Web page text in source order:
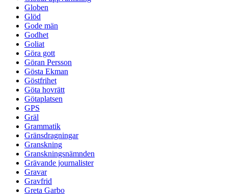
Globen
Glöd
Gode män
Godhet
Goliat
Göra gott
Göran Persson
Gösta Ekman
Göstfrihet
Göta hovrätt
Götaplatsen
GPS
Gräl
Grammatik
Gränsdragningar
Granskning
Granskningsnämnden
Grävande journalister
Gravar
Gravfrid
Greta Garbo